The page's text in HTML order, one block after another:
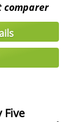
comparer
Five